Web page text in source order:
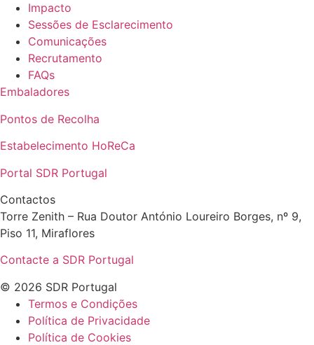
Impacto
Sessões de Esclarecimento
Comunicações
Recrutamento
FAQs
Embaladores
Pontos de Recolha
Estabelecimento HoReCa
Portal SDR Portugal
Contactos
Torre Zenith – Rua Doutor António Loureiro Borges, nº 9,
Piso 11, Miraflores
Contacte a SDR Portugal
© 2026 SDR Portugal
Termos e Condições
Política de Privacidade
Política de Cookies